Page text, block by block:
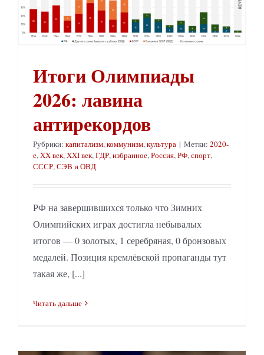
Итоги Олимпиады
2026: лавина
антирекордов
Рубрики: капитализм,коммунизм,культура | Метки: 2020-
е,XX век,XXI век,ГДР,избранное,Россия,РФ,спорт,
СССР,СЭВ и ОВД
РФ на завершившихся только что Зимних
Олимпийских играх достигла небывалых
итогов — 0 золотых, 1 серебряная, 0 бронзовых
медалей. Позиция кремлёвской пропаганды тут
такая же, [...]
Читать дальше